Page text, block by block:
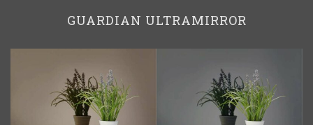
GUARDIAN ULTRAMIRROR